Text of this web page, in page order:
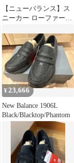
【ニューバランス】ス
ニーカー ローファー
¥23,666
New Balance 1906L
Black/Blacktop/Phantom